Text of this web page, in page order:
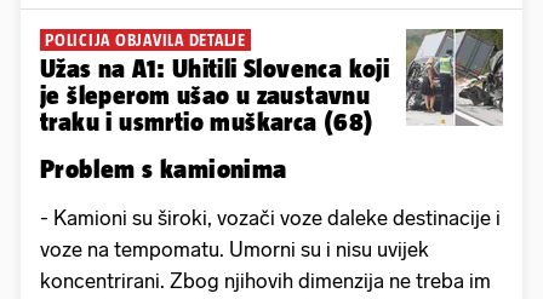
POLICIJA OBJAVILA DETALJE
Užas na A1: Uhitili Slovenca koji
je šleperom ušao u zaustavnu
traku i usmrtio muškarca (68)
Problem s kamionima
- Kamioni su široki, vozači voze daleke destinacije i
voze na tempomatu. Umorni su i nisu uvijek
koncentrirani. Zbog njihovih dimenzija ne treba im